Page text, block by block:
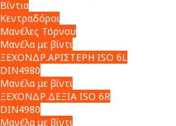
Βίντια
Κεντραδόροι
Μανέλες Τόρνου
Μανέλα με βίντι
ΞΕΧΟΝΔΡ.ΑΡΙΣΤΕΡΗ ISO 6L
DIN4980
Μανέλα με βίντι
ΞΕΧΟΝΔΡ.ΔΕΞΙΑ ISO 6R
DIN4980
Μανέλα με βίντι